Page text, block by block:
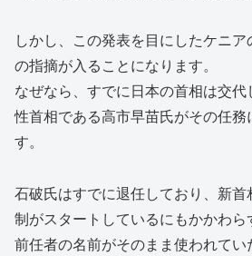
しかし、この発表を目にしたケニア
の指摘が入ることになります。
なぜなら、すでに日本の首相は交
性首相である高市早苗氏がその任
す。
石破氏はすでに退任しており、新
制がスタートしているにもかかわ
前任者の名前がそのまま使われてい